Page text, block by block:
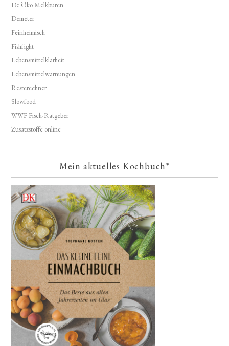
De Öko Melkburen
Demeter
Feinheimisch
Fishfight
Lebensmittelklarheit
Lebensmittelwarnungen
Resterechner
Slowfood
WWF Fisch-Ratgeber
Zusatzstoffe online
Mein aktuelles Kochbuch*